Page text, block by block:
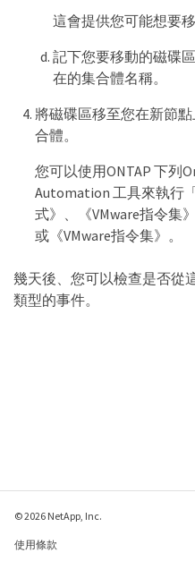
這會提供您可能想要
記下您要移動的磁碟
在的集合體名稱。
將磁碟區移至您在新節
合體。
您可以使用ONTAP 下列
Automation 工具來執行
式》、《VMware指令集
或《VMware指令集》。
幾天後、您可以檢查是否從
類型的事件。
© 2026 NetApp, Inc.
使用條款